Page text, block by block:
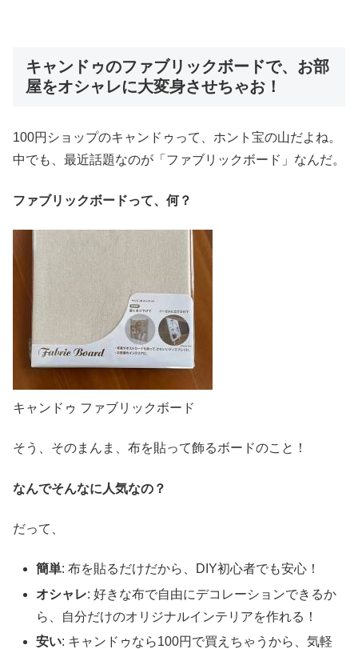
キャンドゥのファブリックボードで、お部
屋をオシャレに大変身させちゃお！
100円ショップのキャンドゥって、ホント宝の山だよね。
中でも、最近話題なのが「ファブリックボード」なんだ。
ファブリックボードって、何？
キャンドゥ ファブリックボード
そう、そのまんま、布を貼って飾るボードのこと！
なんでそんなに人気なの？
だって、
簡単: 布を貼るだけだから、DIY初心者でも安心！
オシャレ: 好きな布で自由にデコレーションできるか
ら、自分だけのオリジナルインテリアを作れる！
安い: キャンドゥなら100円で買えちゃうから、気軽